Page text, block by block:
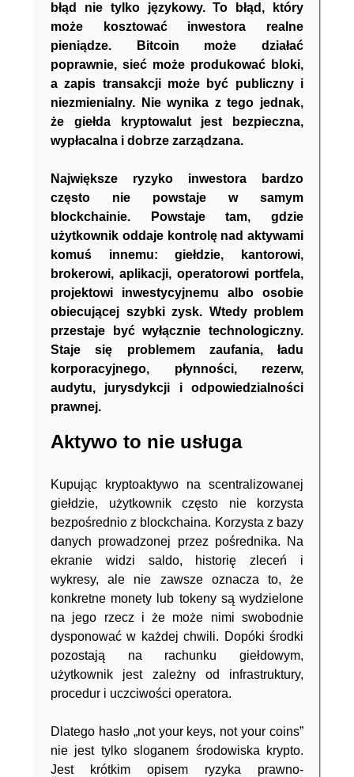
błąd nie tylko językowy. To błąd, który
może kosztować inwestora realne
pieniądze. Bitcoin może działać
poprawnie, sieć może produkować bloki,
a zapis transakcji może być publiczny i
niezmienialny. Nie wynika z tego jednak,
że giełda kryptowalut jest bezpieczna,
wypłacalna i dobrze zarządzana.
Największe ryzyko inwestora bardzo
często nie powstaje w samym
blockchainie. Powstaje tam, gdzie
użytkownik oddaje kontrolę nad aktywami
komuś innemu: giełdzie, kantorowi,
brokerowi, aplikacji, operatorowi portfela,
projektowi inwestycyjnemu albo osobie
obiecującej szybki zysk. Wtedy problem
przestaje być wyłącznie technologiczny.
Staje się problemem zaufania, ładu
korporacyjnego, płynności, rezerw,
audytu, jurysdykcji i odpowiedzialności
prawnej.
Aktywo to nie usługa
Kupując kryptoaktywo na scentralizowanej
giełdzie, użytkownik często nie korzysta
bezpośrednio z blockchaina. Korzysta z bazy
danych prowadzonej przez pośrednika. Na
ekranie widzi saldo, historię zleceń i
wykresy, ale nie zawsze oznacza to, że
konkretne monety lub tokeny są wydzielone
na jego rzecz i że może nimi swobodnie
dysponować w każdej chwili. Dopóki środki
pozostają na rachunku giełdowym,
użytkownik jest zależny od infrastruktury,
procedur i uczciwości operatora.
Dlatego hasło „not your keys, not your coins”
nie jest tylko sloganem środowiska krypto.
Jest krótkim opisem ryzyka prawno-